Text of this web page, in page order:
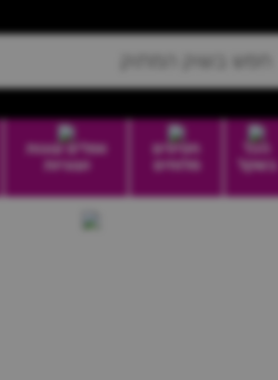
הכל
בשקל
חטיפים
מלוחים
וופלים עוגות
ועוגיות